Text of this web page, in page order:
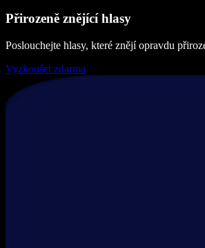
Přirozeně znějící hlasy
Poslouchejte hlasy, které znějí opravdu
Vyzkoušet zdarma